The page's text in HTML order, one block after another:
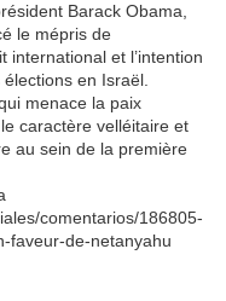
Barack Obama,
le mépris de
international et l’intention
en Israël.
menace la paix
caractère velléitaire et
au sein de la première
comentarios/186805-
faveur-de-netanyahu